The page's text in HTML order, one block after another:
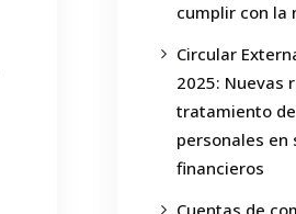
cumplir con la
Circular
2025: Nuevas
tratamiento
personales en
financieros